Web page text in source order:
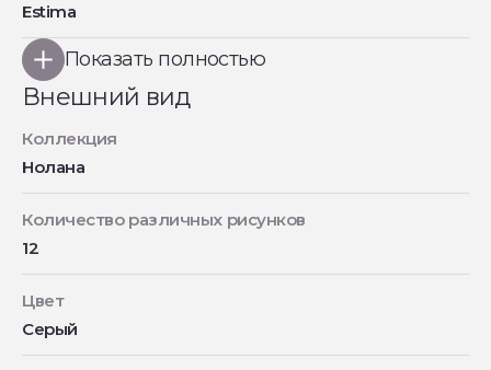
Estima
Показать полностью
Внешний вид
Коллекция
Нолана
Количество различных рисунков
12
Цвет
Серый